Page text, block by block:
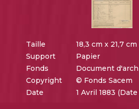
Taille
18,3 cm x 21,7 cm
Support
Papier
Fonds
Document
Copyright
© Fonds Sacem
Date
1 Avril 1883